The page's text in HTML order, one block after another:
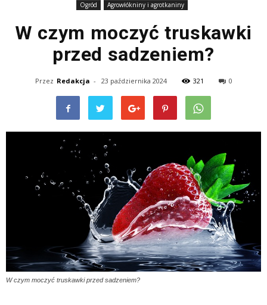
Ogród Agrowłókniny i agrotkaniny
W czym moczyć truskawki
przed sadzeniem?
Przez Redakcja - 23 października 2024 321 0
W czym moczyć truskawki przed sadzeniem?